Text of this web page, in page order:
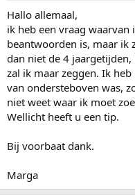
r
t
e
r
u
Hallo allemaal,
ik heb een vraag
beantwoorden is, maar ik
dan niet de 4
zal ik maar zeggen. Ik
van ondersteboven was,
niet weet waar ik moet
Wellicht heeft u een tip.
Bij voorbaat dank.
Marga